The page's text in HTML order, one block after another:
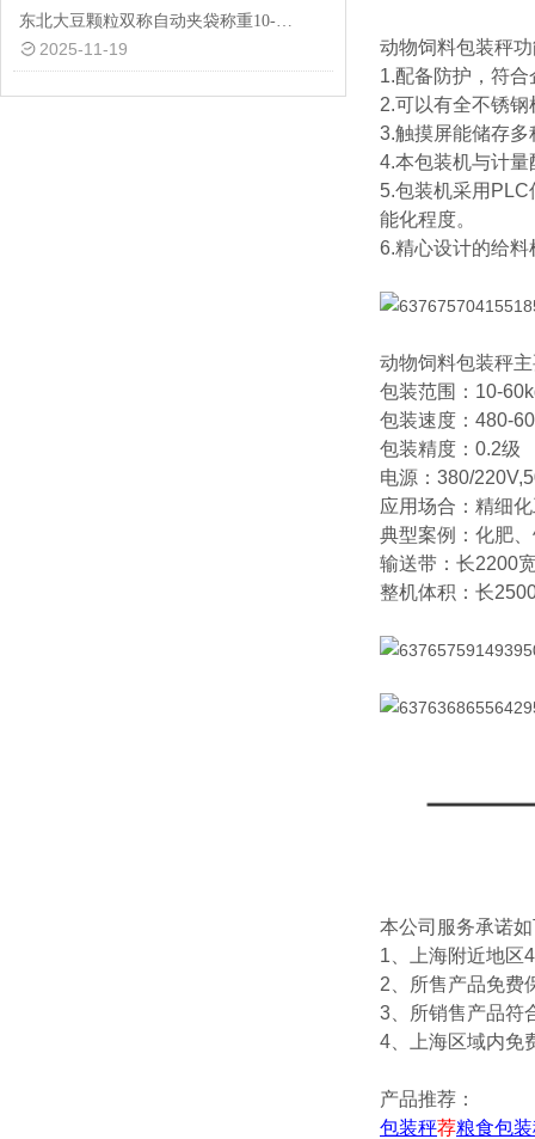
东北大豆颗粒双称自动夹袋称重10-50公斤包装秤厂家
2025-11-19
动物饲料包装秤
1.配备防护，符
2.可以有全不锈
3.触摸屏能储存
4.本包装机与计
5.包装机采用
能化程度。
6.精心设计的给
动物饲料包装秤
包装范围：10-
包装速度：480-
包装精度：0.2级
电源：380/
应用场合：精细
典型案例：化肥
输送带：长2200
整机体积：长
本公司服务承诺
1、上海附近地区
2、所售产品免费
3、所销售产品符
4、上海区域内免
产品推荐：
包装秤荐粮食包